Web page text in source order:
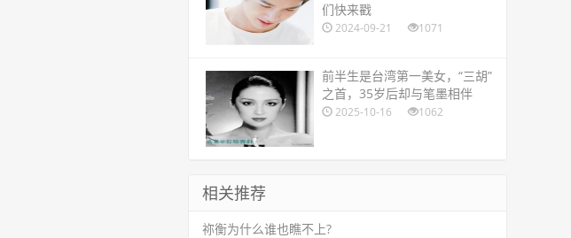
们快来戳
2024-09-21 1071
​前半生是台湾第一美女，“三胡”
之首，35岁后却与笔墨相伴
2025-10-16 1062
相关推荐
​祢衡为什么谁也瞧不上?